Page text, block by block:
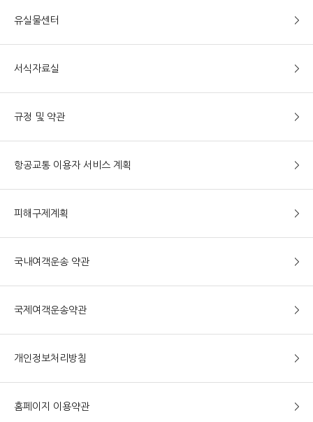
유실물센터
서식자료실
규정 및 약관
항공교통 이용자 서비스 계획
피해구제계획
국내여객운송 약관
국제여객운송약관
개인정보처리방침
홈페이지 이용약관